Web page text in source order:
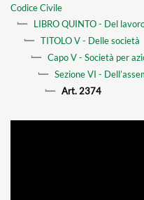
Codice Civile
LIBRO QUINTO - Del
TITOLO V - Delle società
Capo V - Società per
Sezione VI -
Art. 2374